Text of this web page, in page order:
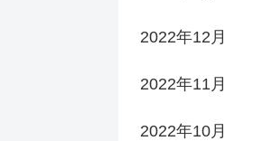
2022年12月
2022年11月
2022年10月